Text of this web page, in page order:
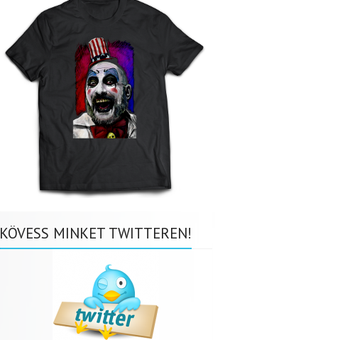
KÖVESS MINKET TWITTEREN!